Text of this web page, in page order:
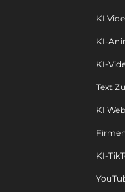
KI
KI-
KI-
Text
KI
KI-